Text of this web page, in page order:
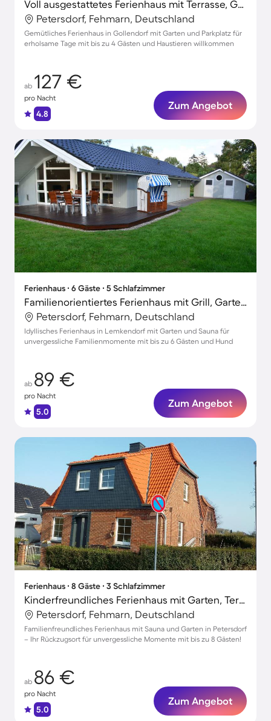
Voll ausgestattetes Ferienhaus mit Terrasse, Grill und Garten | Haustiere erlaubt
Petersdorf, Fehmarn, Deutschland
Gemütliches Ferienhaus in Gollendorf mit Garten und Parkplatz für
erholsame Tage mit bis zu 4 Gästen und Haustieren willkommen
ab 127 €
pro Nacht
4.8
Zum Angebot
Ferienhaus ∙ 6 Gäste ∙ 5 Schlafzimmer
Familienorientiertes Ferienhaus mit Grill, Garten und Sauna | Haustiere sind willkommen
Petersdorf, Fehmarn, Deutschland
Idyllisches Ferienhaus in Lemkendorf mit Garten und Sauna für
unvergessliche Familienmomente mit bis zu 6 Gästen und Hund
ab 89 €
pro Nacht
5.0
Zum Angebot
Ferienhaus ∙ 8 Gäste ∙ 3 Schlafzimmer
Kinderfreundliches Ferienhaus mit Garten, Terrasse und Sauna | Haustiere sind willkommen
Petersdorf, Fehmarn, Deutschland
Familienfreundliches Ferienhaus mit Sauna und Garten in Petersdorf
– Ihr Rückzugsort für unvergessliche Momente mit bis zu 8 Gästen!
ab 86 €
pro Nacht
5.0
Zum Angebot